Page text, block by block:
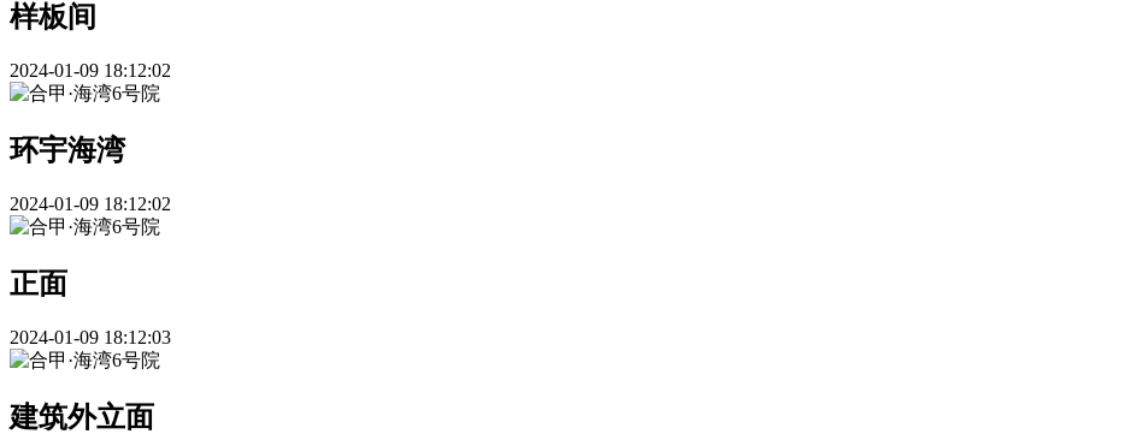
样板间
2024-01-09 18:12:02
环宇海湾
2024-01-09 18:12:02
正面
2024-01-09 18:12:03
建筑外立面